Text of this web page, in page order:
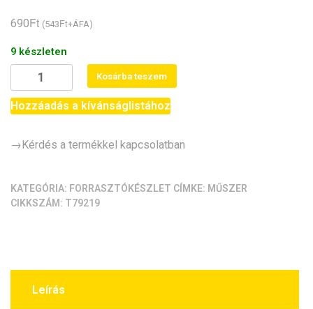
690Ft (543Ft+ÁFA)
9 készleten
Gyakorlópanel
SMD
VII.
mennyiség
Kosárba teszem
Hozzáadás a kívánságlistához
→Kérdés a termékkel kapcsolatban
KATEGÓRIA: FORRASZTÓKÉSZLET CÍMKE: MŰSZER
CIKKSZÁM: T79219
Leírás